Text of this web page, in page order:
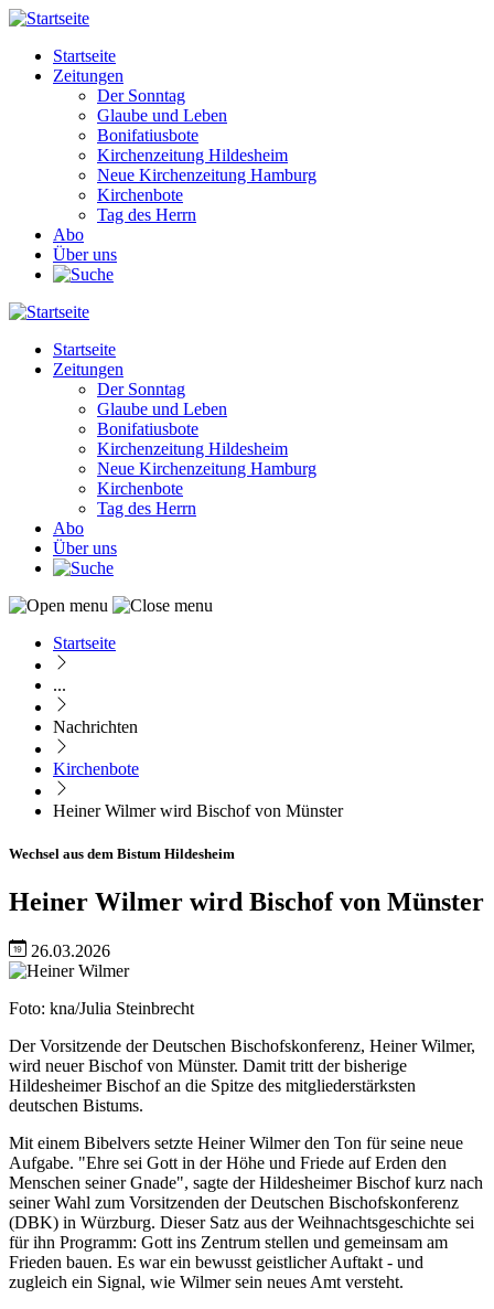
Direkt
Inhalt
Main
navigation
Startseite
Zeitungen
Der Sonntag
Glaube und Leben
Bonifatiusbote
Kirchenzeitung Hildesheim
Neue Kirchenzeitung Hamburg
Kirchenbote
Tag des Herrn
Abo
Über uns
Main
navigation
Startseite
Zeitungen
Der Sonntag
Glaube und Leben
Bonifatiusbote
Kirchenzeitung Hildesheim
Neue Kirchenzeitung Hamburg
Kirchenbote
Tag des Herrn
Abo
Über uns
Pfadnavigation
Startseite
...
Nachrichten
Kirchenbote
Heiner Wilmer wird Bischof von Münster
Wechsel aus dem Bistum Hildesheim
Heiner Wilmer wird Bischof von Münster
26.03.2026
Image
Nachweis
Foto: kna/Julia Steinbrecht
Der Vorsitzende der Deutschen Bischofskonferenz, Heiner Wilmer,
wird neuer Bischof von Münster. Damit tritt der bisherige
Hildesheimer Bischof an die Spitze des mitgliederstärksten
deutschen Bistums.
Mit einem Bibelvers setzte Heiner Wilmer den Ton für seine neue
Aufgabe. "Ehre sei Gott in der Höhe und Friede auf Erden den
Menschen seiner Gnade", sagte der Hildesheimer Bischof kurz nach
seiner Wahl zum Vorsitzenden der Deutschen Bischofskonferenz
(DBK) in Würzburg. Dieser Satz aus der Weihnachtsgeschichte sei
für ihn Programm: Gott ins Zentrum stellen und gemeinsam am
Frieden bauen. Es war ein bewusst geistlicher Auftakt - und
zugleich ein Signal, wie Wilmer sein neues Amt versteht.